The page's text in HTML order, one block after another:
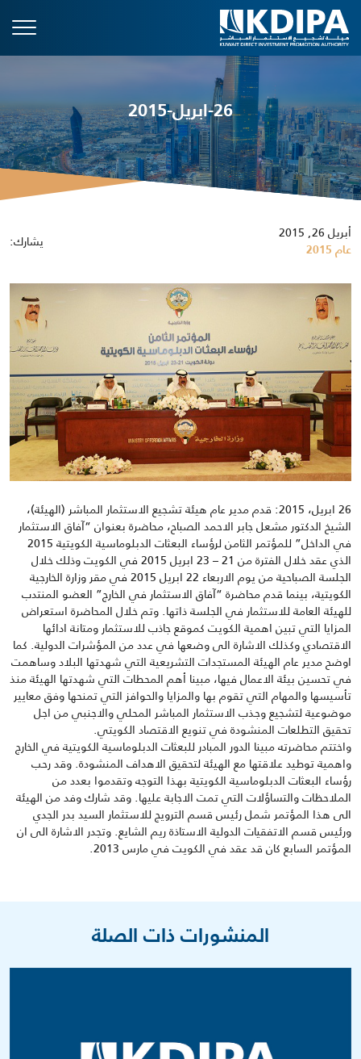
26-ابريل-2015
أبريل 26, 2015
عام 2015 يشارك:
26 ابريل، 2015: قدم مدير عام هيئة تشجيع الاستثمار المباشر (الهيئة)،
الشيخ الدكتور مشعل جابر الاحمد الصباح، محاضرة بعنوان “آفاق الاستثمار
في الداخل” للمؤتمر الثامن لرؤساء البعثات الدبلوماسية الكويتية 2015
الذي عقد خلال الفترة من 21 – 23 ابريل 2015 في الكويت وذلك خلال
الجلسة الصباحية من يوم الاربعاء 22 ابريل 2015 في مقر وزارة الخارجية
الكويتية، بينما قدم محاضرة “آفاق الاستثمار في الخارج” العضو المنتدب
للهيئة العامة للاستثمار في الجلسة ذاتها. وتم خلال المحاضرة استعراض
المزايا التي تبين اهمية الكويت كموقع جاذب للاستثمار ومتانة ادائها
الاقتصادي وكذلك الاشارة الى وضعها في عدد من المؤشرات الدولية. كما
اوضح مدير عام الهيئة المستجدات التشريعية التي شهدتها البلاد وساهمت
في تحسين بيئة الاعمال فيها، مبينا أهم المحطات التي شهدتها الهيئة منذ
تأسيسها والمهام التي تقوم بها والمزايا والحوافز التي تمنحها وفق معايير
موضوعية لتشجيع وجذب الاستثمار المباشر المحلي والاجنبي من اجل
تحقيق التطلعات المنشودة في تنويع الاقتصاد الكويتي.
واختتم محاضرته مبينا الدور المبادر للبعثات الدبلوماسية الكويتية في الخارج
واهمية توطيد علاقتها مع الهيئة لتحقيق الاهداف المنشودة. وقد رحب
رؤساء البعثات الدبلوماسية الكويتية بهذا التوجه وتقدموا بعدد من
الملاحظات والتساؤلات التي تمت الاجابة عليها. وقد شارك وفد من الهيئة
الى هذا المؤتمر شمل رئيس قسم الترويج للاستثمار السيد بدر الجدي
ورئيس قسم الاتفقيات الدولية الاستاذة ريم الشايع. وتجدر الاشارة الى ان
المؤتمر السابع كان قد عقد في الكويت في مارس 2013.
المنشورات ذات الصلة